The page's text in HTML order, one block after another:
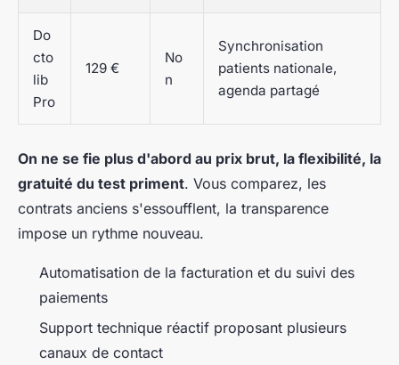
Do
cto
lib
Pro
129 €
No
n
Synchronisation
patients nationale,
agenda partagé
On ne se fie plus d'abord au prix brut, la flexibilité, la
gratuité du test priment. Vous comparez, les
contrats anciens s'essoufflent, la transparence
impose un rythme nouveau.
Automatisation de la facturation et du suivi des
paiements
Support technique réactif proposant plusieurs
canaux de contact